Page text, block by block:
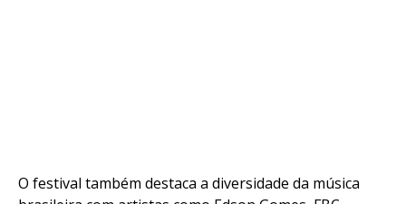
O festival também destaca a diversidade da música